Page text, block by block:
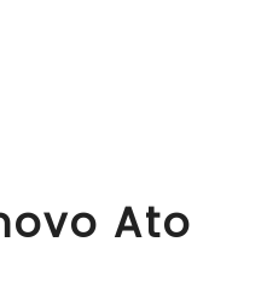
Ato